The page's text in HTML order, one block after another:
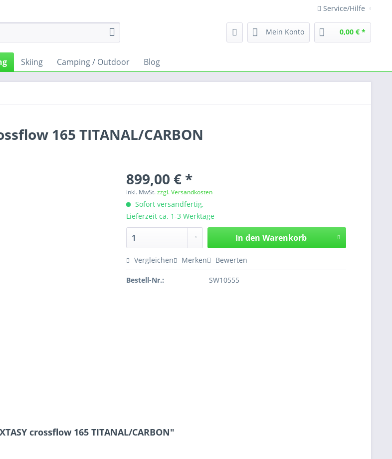
Service/Hilfe
Mein Konto 0,00 € *
Skiing Camping / Outdoor Blog
165 TITANAL/CARBON
899,00 € *
inkl. MwSt.zzgl. Versandkosten
Sofort versandfertig,
Lieferzeit ca. 1-3 Werktage
In den Warenkorb
Vergleichen Merken Bewerten
Bestell-Nr.: SW10555
crossflow 165 TITANAL/CARBON"